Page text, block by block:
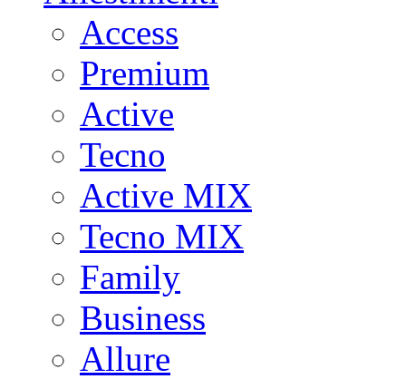
Access
Premium
Active
Tecno
Active MIX
Tecno MIX
Family
Business
Allure